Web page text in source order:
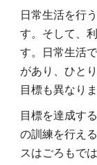
日常生活を行
す。そして、
す。日常生活
があり、ひと
目標も異なりま
目標を達成す
の訓練を行え
スはごろもで